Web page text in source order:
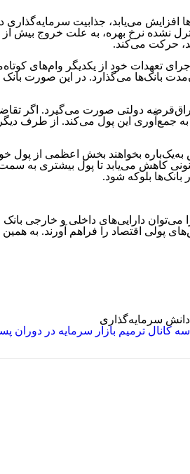
افزایش می‌یابد، جذابیت سرمایه‌گذاری
نشده نرخ بهره، به علت خروج بیش از
حرکت می‌کند.
تعهدات خود از یکدیگر وام‌های
بانک‌ها می‌گذارد. در این صورت
دولتی صورت می‌گیرد. اگر
جمع‌آوری این پول می‌کند. از طرف
بخواهند بخش اعظمی از پول
کاهش می‌یابد تا پول بیشتری به سمت
بلوکه شود.
می‌توان دارایی‌های داخلی و خارجی
پولی اقتصاد را فراهم آورند. به همین
دانش سرمایه‌گذاری
سه کانال ترمیم بازار سرمایه در دوران